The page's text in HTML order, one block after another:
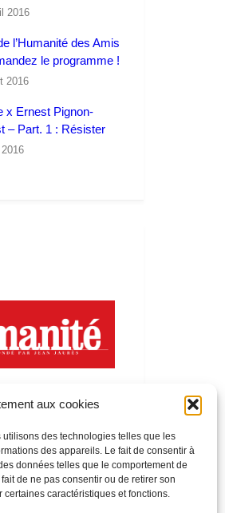
aux cookies
des technologies telles que les
des appareils. Le fait de consentir à
données telles que le comportement de
de ne pas consentir ou de retirer son
caractéristiques et fonctions.
2016
l’Humanité des Amis
le programme !
2016
x Ernest Pignon-
– Part. 1 : Résister